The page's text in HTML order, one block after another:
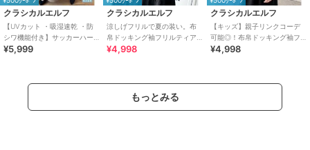
クラシカルエルフ
【UVカット ・吸湿速乾 ・防
シワ機能付き】サッカーハー
フジップフレンチスリーブテ
¥5,999
クラシカルエルフ
涼しげフリルで夏の装い。布
帛ドッキング袖フリルティア
ードワンピース(ロング丈)
¥4,998
クラシカルエルフ
【キッズ】親子リンクコーデ
可能◎！布帛ドッキング袖フ
リルティアードワンピース
¥4,998
もっとみる